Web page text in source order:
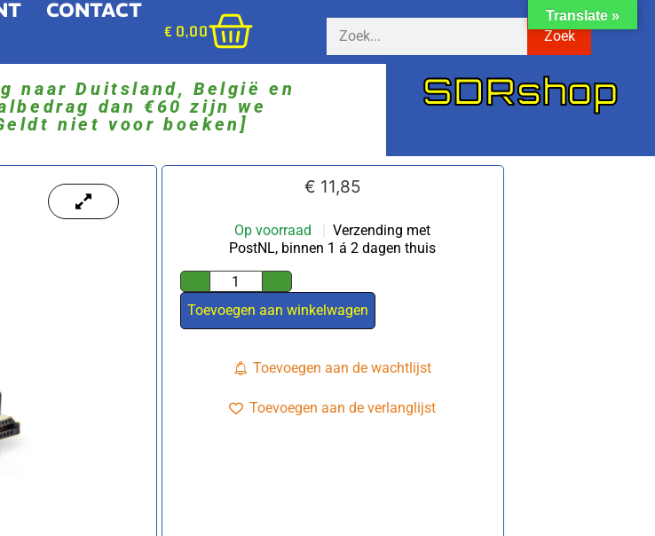
CONTACT
€ 0,00 Zoek
naar Duitsland, België en
dan €60 zijn we
niet voor boeken]
SDRshop
€ 11,85
Op voorraad
Verzending met
PostNL, binnen 1 á 2 dagen thuis
Toevoegen aan winkelwagen
Toevoegen aan de wachtlijst
Toevoegen aan de verlanglijst
Translate »